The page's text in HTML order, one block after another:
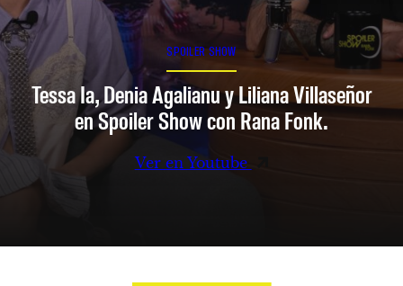
SPOILER SHOW
Tessa Ia, Denia Agalianu y Liliana Villaseñor
en Spoiler Show con Rana Fonk.
Ver en Youtube